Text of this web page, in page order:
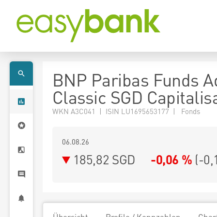
BNP Paribas Funds
Classic SGD
WKN A3C041 | ISIN LU1695653177 | Fonds
06.08.26
185,82 SGD -0,06 % (-